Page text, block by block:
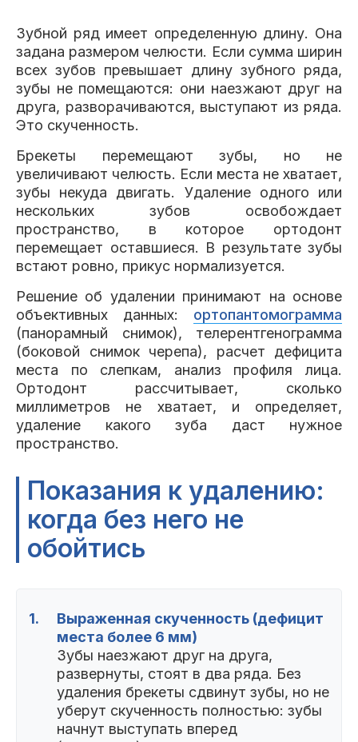
Зубной ряд имеет определенную длину. Она
задана размером челюсти. Если сумма ширин
всех зубов превышает длину зубного ряда,
зубы не помещаются: они наезжают друг на
друга, разворачиваются, выступают из ряда.
Это скученность.
Брекеты перемещают зубы, но не
увеличивают челюсть. Если места не хватает,
зубы некуда двигать. Удаление одного или
нескольких зубов освобождает
пространство, в которое ортодонт
перемещает оставшиеся. В результате зубы
встают ровно, прикус нормализуется.
Решение об удалении принимают на основе
объективных данных: ортопантомограмма
(панорамный снимок), телерентгенограмма
(боковой снимок черепа), расчет дефицита
места по слепкам, анализ профиля лица.
Ортодонт рассчитывает, сколько
миллиметров не хватает, и определяет,
удаление какого зуба даст нужное
пространство.
Показания к удалению:
когда без него не
обойтись
1.
Выраженная скученность (дефицит
места более 6 мм)
Зубы наезжают друг на друга,
развернуты, стоят в два ряда. Без
удаления брекеты сдвинут зубы, но не
уберут скученность полностью: зубы
начнут выступать вперед